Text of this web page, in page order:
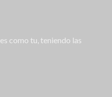
como tu, teniendo las